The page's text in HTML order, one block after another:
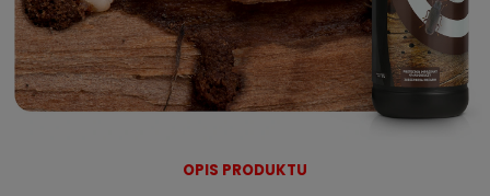
OPIS PRODUKTU